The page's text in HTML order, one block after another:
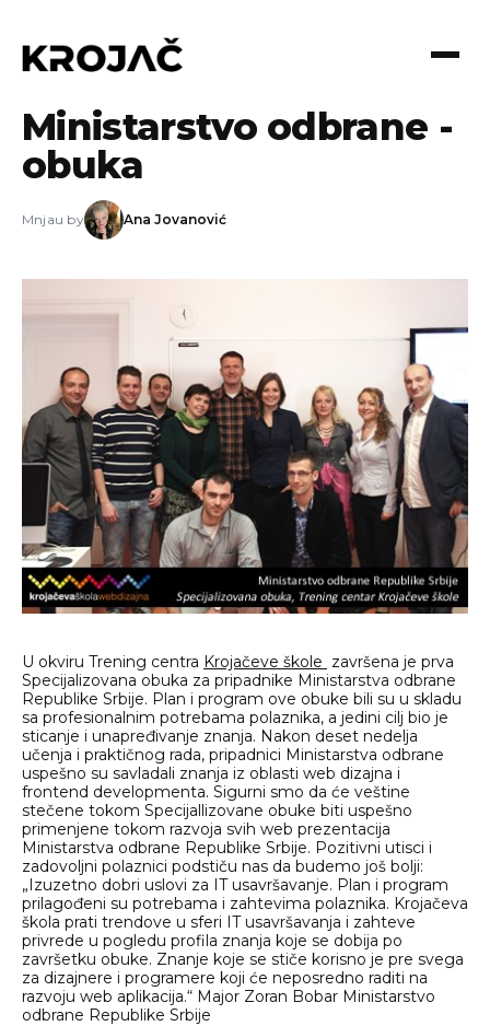
Ministarstvo odbrane -
obuka
Mnjau by Ana Jovanović
U okviru Trening centra Krojačeve škole završena je prva
Specijalizovana obuka za pripadnike Ministarstva odbrane
Republike Srbije. Plan i program ove obuke bili su u skladu
sa profesionalnim potrebama polaznika, a jedini cilj bio je
sticanje i unapređivanje znanja. Nakon deset nedelja
učenja i praktičnog rada, pripadnici Ministarstva odbrane
uspešno su savladali znanja iz oblasti web dizajna i
frontend developmenta. Sigurni smo da će veštine
stečene tokom Specijallizovane obuke biti uspešno
primenjene tokom razvoja svih web prezentacija
Ministarstva odbrane Republike Srbije. Pozitivni utisci i
zadovoljni polaznici podstiču nas da budemo još bolji:
„Izuzetno dobri uslovi za IT usavršavanje. Plan i program
prilagođeni su potrebama i zahtevima polaznika. Krojačeva
škola prati trendove u sferi IT usavršavanja i zahteve
privrede u pogledu profila znanja koje se dobija po
završetku obuke. Znanje koje se stiče korisno je pre svega
za dizajnere i programere koji će neposredno raditi na
razvoju web aplikacija.“ Major Zoran Bobar Ministarstvo
odbrane Republike Srbije